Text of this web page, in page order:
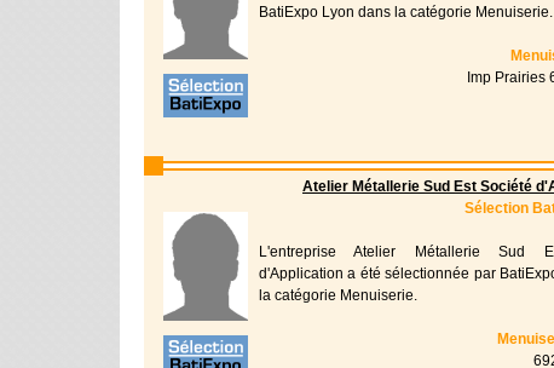
BatiExpo Lyon dans la catégorie Menuiserie.
Imp Prairies
Atelier Métallerie Sud Est Société
Sélection
L'entreprise Atelier Métallerie Sud
d'Application a été sélectionnée par
la catégorie Menuiserie.